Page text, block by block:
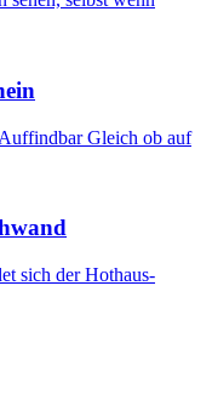
Gleich ob auf
sich der Hothaus-